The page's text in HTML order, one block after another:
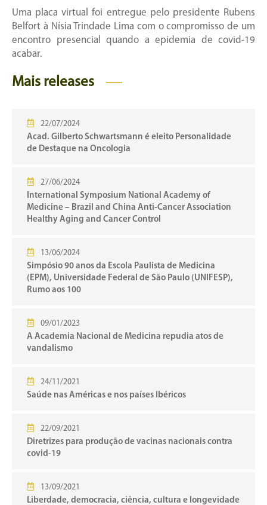
Uma placa virtual foi entregue pelo presidente Rubens
Belfort à Nísia Trindade Lima com o compromisso de um
encontro presencial quando a epidemia de covid-19
acabar.
Mais releases
22/07/2024
Acad. Gilberto Schwartsmann é eleito Personalidade
de Destaque na Oncologia
27/06/2024
International Symposium National Academy of
Medicine – Brazil and China Anti-Cancer Association
Healthy Aging and Cancer Control
13/06/2024
Simpósio 90 anos da Escola Paulista de Medicina
(EPM), Universidade Federal de São Paulo (UNIFESP),
Rumo aos 100
09/01/2023
A Academia Nacional de Medicina repudia atos de
vandalismo
24/11/2021
Saúde nas Américas e nos países Ibéricos
22/09/2021
Diretrizes para produção de vacinas nacionais contra
covid-19
13/09/2021
Liberdade, democracia, ciência, cultura e longevidade